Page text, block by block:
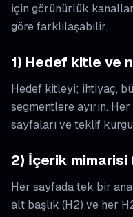
için görünürlük
göre farklılaşabilir.
1) Hedef kitle ve
Hedef kitleyi; ihtiyaç,
segmentlere ayırın.
sayfaları ve teklif
2) İçerik mimarisi
Her sayfada tek bir
alt başlık (H2) ve her